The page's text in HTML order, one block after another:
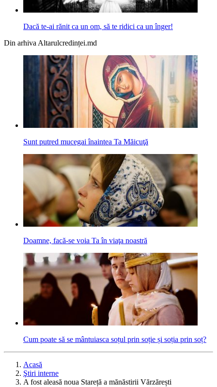
Dacă te-ai rănit ca un om, să te ridici ca un înger!
Din arhiva Altarulcredinței.md
Sunt putred mucegai înaintea Ta Măicuţă
Doamne, facă-se voia Ta în viaţa noastră
Cum poate să se mântuiasca soțul prin soție și soția prin soț?
Acasă
Ştiri interne
A fost aleasă noua Stareță a mănăstirii Vărzărești